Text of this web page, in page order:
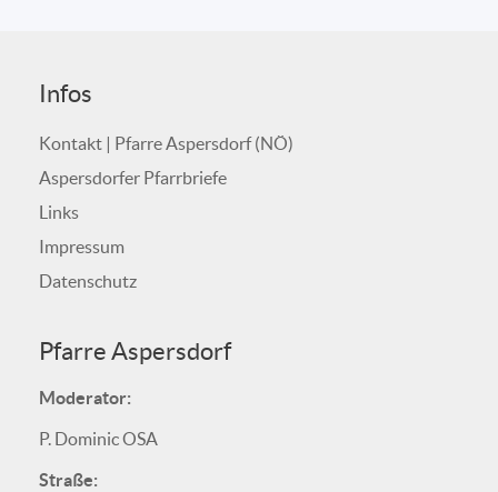
Infos
Kontakt | Pfarre Aspersdorf (NÖ)
Aspersdorfer Pfarrbriefe
Links
Impressum
Datenschutz
Pfarre Aspersdorf
Moderator:
P. Dominic OSA
Straße: